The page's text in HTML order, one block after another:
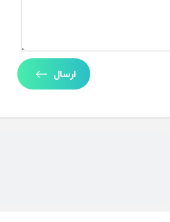
ارسال